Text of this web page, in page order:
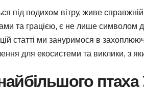
під подихом вітру, живе
та грацією, є не лише символом
статті ми зануримося в
для екосистеми та виклики, з
птаха